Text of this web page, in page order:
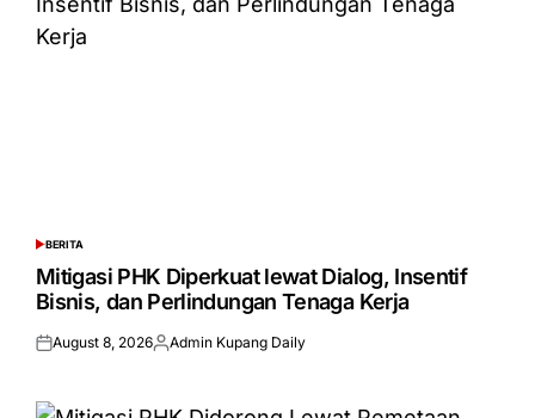
POSTED
IN
BERITA
Mitigasi PHK Diperkuat lewat Dialog, Insentif
Bisnis, dan Perlindungan Tenaga Kerja
Posted
August 8, 2026Posted
Admin Kupang Daily